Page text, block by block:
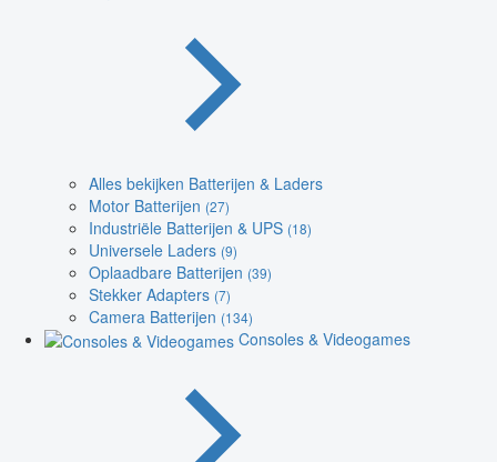
Alles bekijken Batterijen & Laders
Motor Batterijen (27)
Industriële Batterijen & UPS (18)
Universele Laders (9)
Oplaadbare Batterijen (39)
Stekker Adapters (7)
Camera Batterijen (134)
Consoles & Videogames